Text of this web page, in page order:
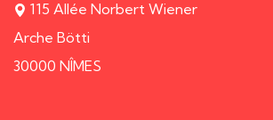
115 Allée Norbert Wiener
Arche Bötti
30000 NÎMES